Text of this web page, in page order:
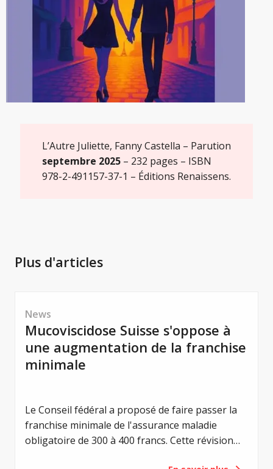
L’Autre Juliette, Fanny Castella – Parution
septembre 2025– 232 pages – ISBN
978-2-491157-37-1 – Éditions Renaissens.
Plus d'articles
News
Mucoviscidose Suisse s'oppose à
une augmentation de la franchise
minimale
Le Conseil fédéral a proposé de faire passer la
franchise minimale de l'assurance maladie
obligatoire de 300 à 400 francs. Cette révision